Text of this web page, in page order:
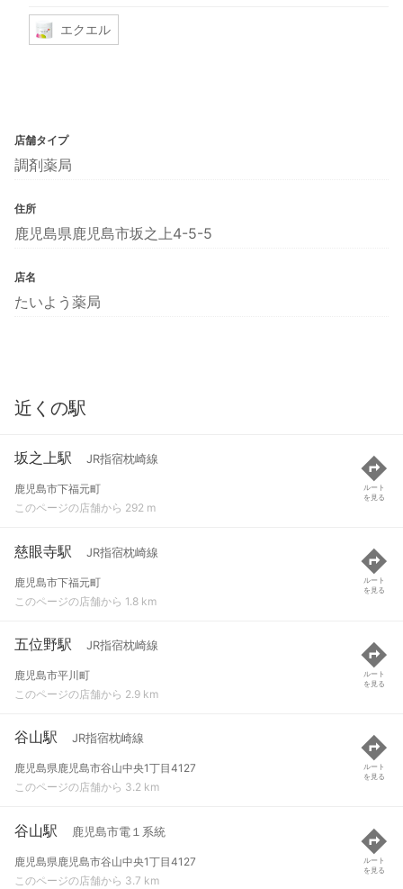
エクエル
店舗タイプ
調剤薬局
住所
鹿児島県鹿児島市坂之上4-5-5
店名
たいよう薬局
近くの駅
坂之上駅 JR指宿枕崎線
鹿児島市下福元町
このページの店舗から 292 m
ルート
を見る
慈眼寺駅 JR指宿枕崎線
鹿児島市下福元町
このページの店舗から 1.8 km
ルート
を見る
五位野駅 JR指宿枕崎線
鹿児島市平川町
このページの店舗から 2.9 km
ルート
を見る
谷山駅 JR指宿枕崎線
鹿児島県鹿児島市谷山中央1丁目4127
このページの店舗から 3.2 km
ルート
を見る
谷山駅 鹿児島市電１系統
鹿児島県鹿児島市谷山中央1丁目4127
このページの店舗から 3.7 km
ルート
を見る